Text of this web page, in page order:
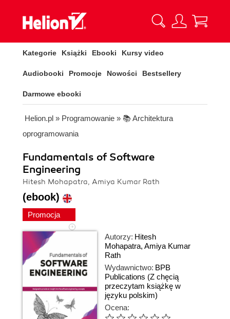
Kategorie Książki Ebooki Kursy video
Audiobooki Promocje Nowości Bestsellery
Darmowe ebooki
Helion.pl » Programowanie » 📚 Architektura
oprogramowania
Fundamentals of Software
Engineering
Hitesh Mohapatra, Amiya Kumar Rath
(ebook)
Promocja
Autorzy: Hitesh
Mohapatra, Amiya Kumar
Rath
Wydawnictwo: BPB
Publications (Z chęcią
przeczytam książkę w
języku polskim)
Ocena: